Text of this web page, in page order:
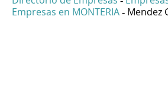
Empresas en MONTERIA - Mendez